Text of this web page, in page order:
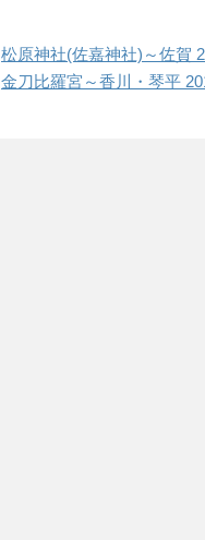
松原神社(佐嘉神社)～佐賀
金刀比羅宮～香川・琴平